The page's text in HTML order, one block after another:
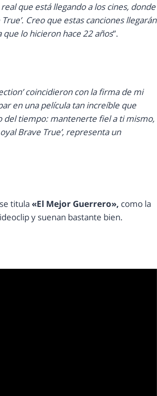
que está llegando a los cines, donde
Creo que estas canciones llegarán
lo hicieron hace 22 años”.
coincidieron con la firma de mi
en una película tan increíble que
del tiempo: mantenerte fiel a ti mismo,
Brave True’, representa un
titula «El Mejor Guerrero», como la
y suenan bastante bien.